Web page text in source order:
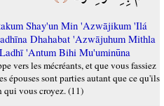
Shay'un Min 'Azwājikum 'Ilá
Dhahabat 'Azwājuhum Mithla
'Antum Bihi Mu'uminūna
vers les mécréants, et que vous fassiez
épouses sont parties autant que ce qu'ils
qui vous croyez. (11)